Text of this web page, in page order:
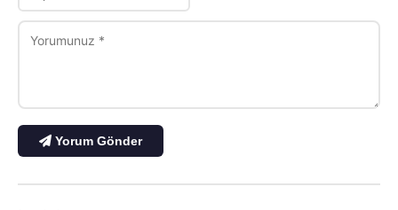
Yorum Gönder